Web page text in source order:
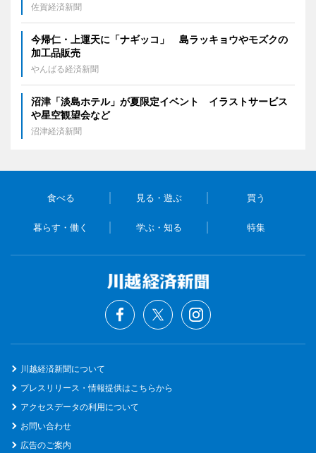
佐賀経済新聞
今帰仁・上運天に「ナギッコ」 島ラッキョウやモズクの
加工品販売
やんばる経済新聞
沼津「淡島ホテル」が夏限定イベント イラストサービス
や星空観望会など
沼津経済新聞
食べる 見る・遊ぶ 買う
暮らす・働く 学ぶ・知る 特集
川越経済新聞について
プレスリリース・情報提供はこちらから
アクセスデータの利用について
お問い合わせ
広告のご案内